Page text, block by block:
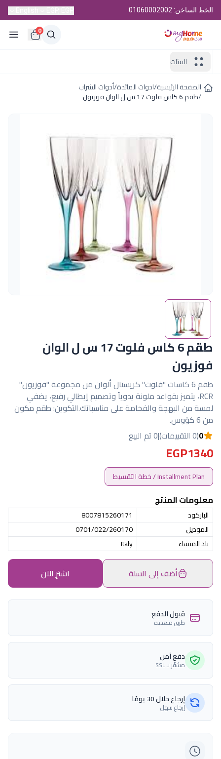
الخط الساخن: 01060002002
0
الفئات
الصفحة الرئيسية/ادوات المائدة/أدوات الشراب
/طقم 6 كاس فلوت 17 س ل الوان فوزيون
طقم 6 كاس فلوت 17 س ل الوان
فوزيون
طقم 6 كاسات "فلوت" كريستال ألوان من مجموعة "فوزيون"
RCR، يتميز بقواعد ملونة يدوياً وتصميم إيطالي رفيع، يضفي
لمسة من البهجة والفخامة على مناسباتك.التكوين: طقم مكون
من 6 كؤوس.
0(0 التقييمات) |0 تم البيع
EGP1340
Installment Plan / خطة التقسيط
معلومات المنتج
الباركود
8007815260171
الموديل
0701/022/260170
بلد المنشاء
Italy
أضف إلى السلة اشترِ الآن
قبول الدفع
طرق متعددة
دفع آمن
مشفّر بـ SSL
إرجاع خلال 30 يومًا
إرجاع سهل